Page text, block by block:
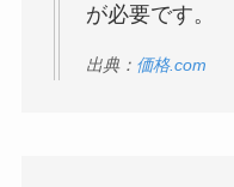
が必要です。
出典： 価格.com